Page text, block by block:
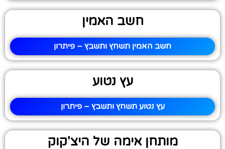
חשב האמין
חשב האמין תשחץ ותשבץ – פיתרון
עץ נטוע
עץ נטוע תשחץ ותשבץ – פיתרון
מותחן אימה של היצ'קוק